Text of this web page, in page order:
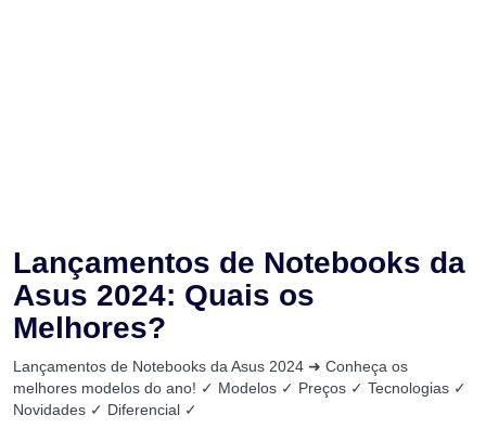
Lançamentos de Notebooks da
Asus 2024: Quais os
Melhores?
Lançamentos de Notebooks da Asus 2024 ➜ Conheça os
melhores modelos do ano! ✓ Modelos ✓ Preços ✓ Tecnologias ✓
Novidades ✓ Diferencial ✓